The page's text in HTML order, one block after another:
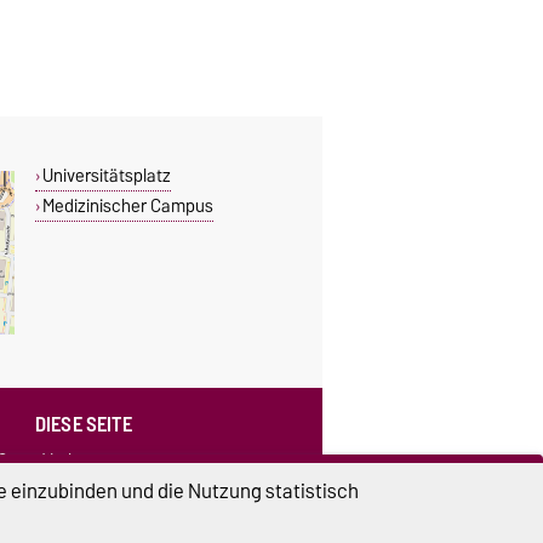
Universitätsplatz
Medizinischer Campus
DIESE SEITE
Vorlesen
Drucken
und die Nutzung statistisch